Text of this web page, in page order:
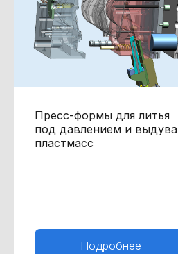
Пресс-формы для литья
под давлением и выдува
пластмасс
Подробнее